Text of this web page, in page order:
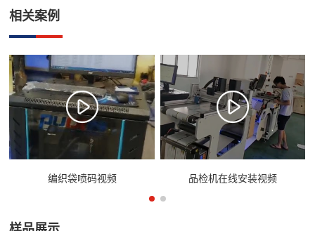
相关案例
编织袋喷码视频 品检机在线安装视频